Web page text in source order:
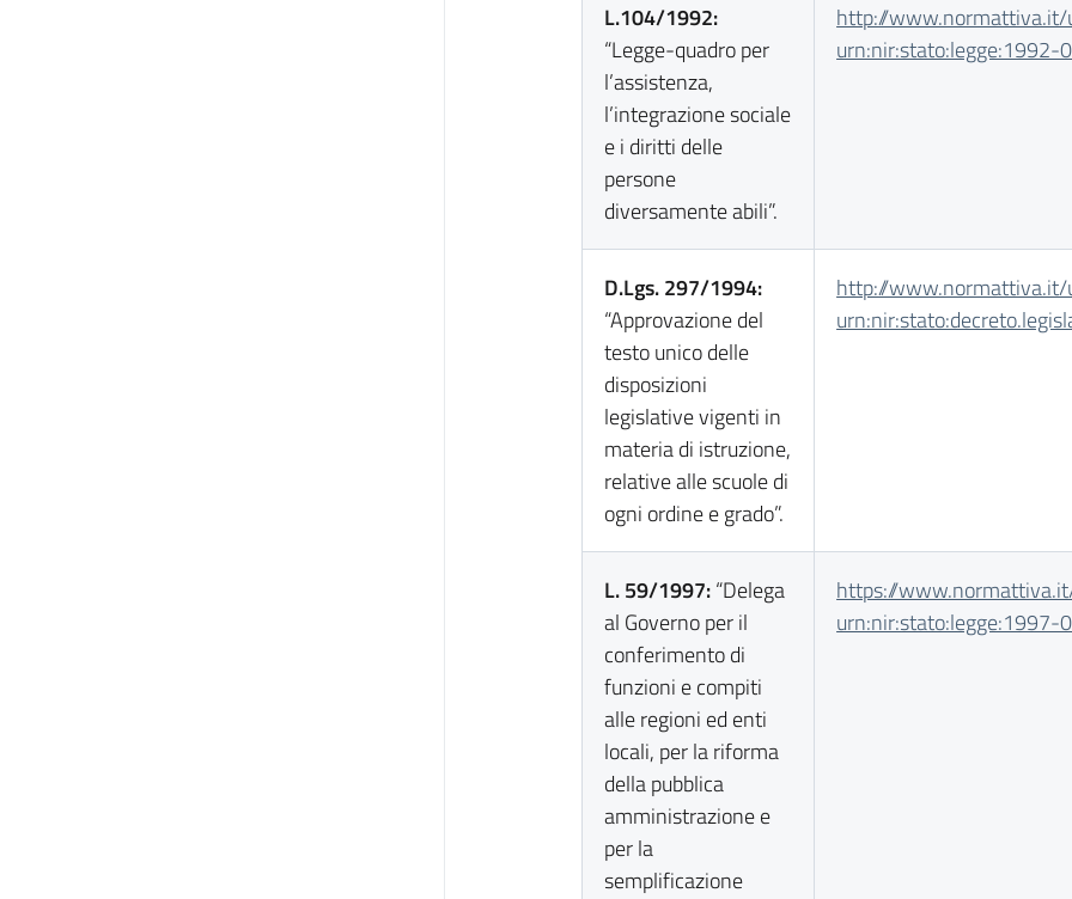
L.104/1992:
“Legge-quadro per
l’assistenza,
l’integrazione sociale
e i diritti delle
persone
diversamente abili”.
http://
urn:nir:stato:legge:1992-
D.Lgs. 297/1994:
“Approvazione del
testo unico delle
disposizioni
legislative vigenti in
materia di istruzione,
relative alle scuole di
ogni ordine e grado”.
http://
L. 59/1997:“Delega
al Governo per il
conferimento di
funzioni e compiti
alle regioni ed enti
locali, per la riforma
della pubblica
amministrazione e
per la
semplificazione
https://
urn:nir:stato:legge:1997-